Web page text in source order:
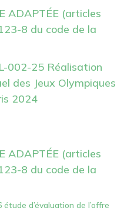
ADAPTÉE (articles
8 du code de la
002-25 Réalisation
des Jeux Olympiques
2024
ADAPTÉE (articles
8 du code de la
étude d’évaluation de l’offre